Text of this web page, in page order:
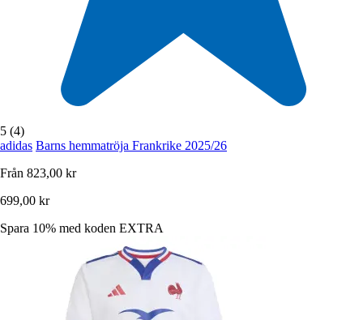
5 (4)
adidas Barns hemmatröja Frankrike 2025/26
Från 823,00 kr
699,00 kr
Spara 10% med koden EXTRA